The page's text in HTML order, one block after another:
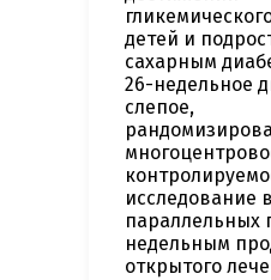
детей и
сахарным
26-недельное
слепое,
исследование в
параллельных
недельным
открытого